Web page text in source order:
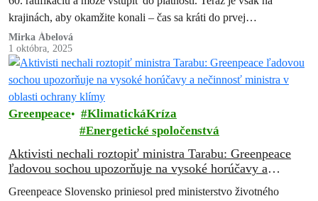
krajinách, aby okamžite konali – čas sa kráti do prvej…
Mirka Ábelová
1 októbra, 2025
Greenpeace
KlimatickáKríza
Energetické spoločenstvá
Aktivisti nechali roztopiť ministra Tarabu: Greenpeace
ľadovou sochou upozorňuje na vysoké horúčavy a
Greenpeace Slovensko priniesol pred ministerstvo životného